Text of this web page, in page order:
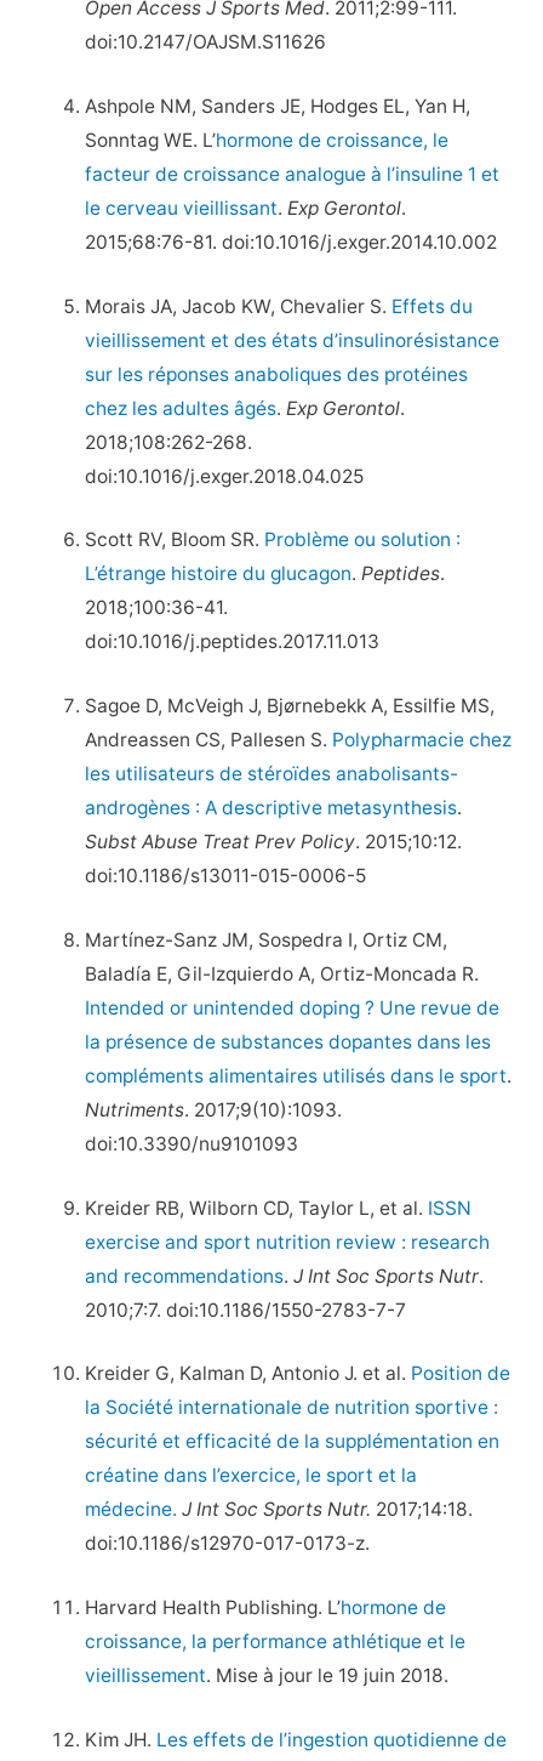
Open Access J Sports Med. 2011;2:99-111.
doi:10.2147/OAJSM.S11626
Ashpole NM, Sanders JE, Hodges EL, Yan H,
Sonntag WE. L’hormone de croissance, le
facteur de croissance analogue à l’insuline 1 et
le cerveau vieillissant. Exp Gerontol.
2015;68:76-81. doi:10.1016/j.exger.2014.10.002
Morais JA, Jacob KW, Chevalier S. Effets du
vieillissement et des états d’insulinorésistance
sur les réponses anaboliques des protéines
chez les adultes âgés. Exp Gerontol.
2018;108:262-268.
doi:10.1016/j.exger.2018.04.025
Scott RV, Bloom SR. Problème ou solution :
L’étrange histoire du glucagon.Peptides.
2018;100:36-41.
doi:10.1016/j.peptides.2017.11.013
Sagoe D, McVeigh J, Bjørnebekk A, Essilfie MS,
Andreassen CS, Pallesen S. Polypharmacie chez
les utilisateurs de stéroïdes anabolisants-
androgènes : A descriptive metasynthesis.
Subst Abuse Treat Prev Policy. 2015;10:12.
doi:10.1186/s13011-015-0006-5
Martínez-Sanz JM, Sospedra I, Ortiz CM,
Baladía E, Gil-Izquierdo A, Ortiz-Moncada R.
Intended or unintended doping ? Une revue de
la présence de substances dopantes dans les
compléments alimentaires utilisés dans le sport.
Nutriments. 2017;9(10):1093.
doi:10.3390/nu9101093
Kreider RB, Wilborn CD, Taylor L, et al. ISSN
exercise and sport nutrition review : research
and recommendations.J Int Soc Sports Nutr.
2010;7:7. doi:10.1186/1550-2783-7-7
Kreider G, Kalman D, Antonio J. et al. Position de
la Société internationale de nutrition sportive :
sécurité et efficacité de la supplémentation en
créatine dans l’exercice, le sport et la
médecine. J Int Soc Sports Nutr. 2017;14:18.
doi:10.1186/s12970-017-0173-z.
Harvard Health Publishing. L’hormone de
croissance, la performance athlétique et le
vieillissement. Mise à jour le 19 juin 2018.
Kim JH. Les effets de l’ingestion quotidienne de